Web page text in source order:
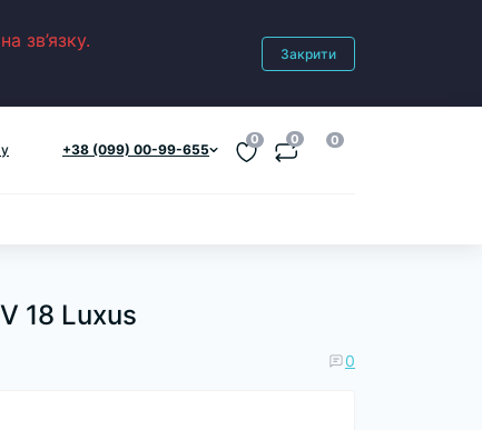
зв’язку.
Закрити
+38 (099) 00-99-655
0 0 0
18 Luxus
0